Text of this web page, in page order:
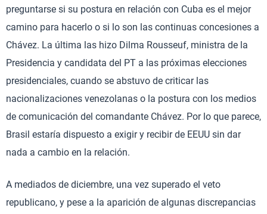
preguntarse si su postura en relación con Cuba es el mejor
camino para hacerlo o si lo son las continuas concesiones a
Chávez. La última las hizo Dilma Rousseuf, ministra de la
Presidencia y candidata del PT a las próximas elecciones
presidenciales, cuando se abstuvo de criticar las
nacionalizaciones venezolanas o la postura con los medios
de comunicación del comandante Chávez. Por lo que parece,
Brasil estaría dispuesto a exigir y recibir de EEUU sin dar
nada a cambio en la relación.
A mediados de diciembre, una vez superado el veto
republicano, y pese a la aparición de algunas discrepancias